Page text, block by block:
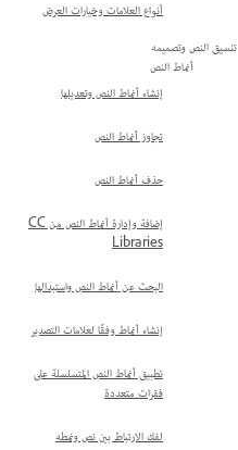
أنواع العلامات وخيارات العرض
تنسيق النص وتصميمه
أنماط النص
إنشاء أنماط النص وتعديلها
تجاوز أنماط النص
حذف أنماط النص
إضافة وإدارة أنماط النص من CC
Libraries
البحث عن أنماط النص واستبدالها
إنشاء أنماط وفقًا لعلامات التصدير
تطبيق أنماط النص المتسلسلة على
فقرات متعددة
لفك الارتباط بين نص ونمطه